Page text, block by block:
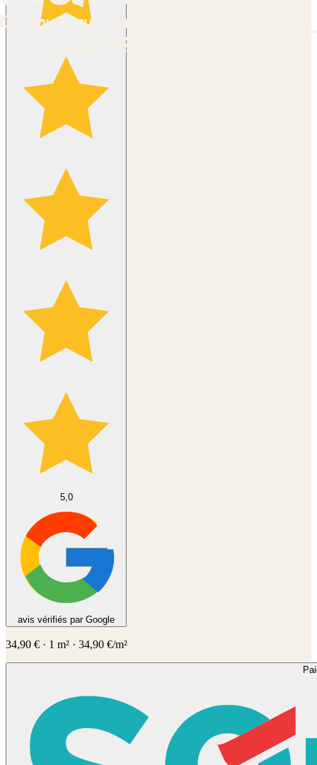
5,0
avis vérifiés par Google
34,90 € · 1 m² · 34,90 €/m²